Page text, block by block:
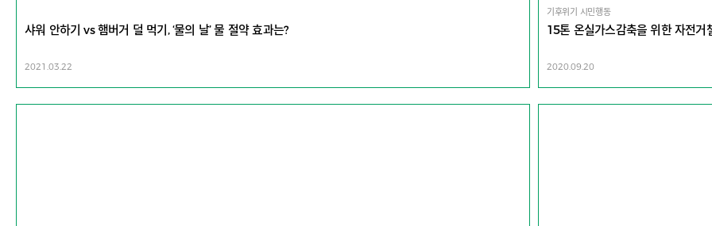
샤워 안하기 vs 햄버거 덜 먹기, ‘물의 날’ 물 절약 효과는?
2021.03.22
기후위기 시민행동
15톤 온실가스감축을 위한 자전거
2020.09.20